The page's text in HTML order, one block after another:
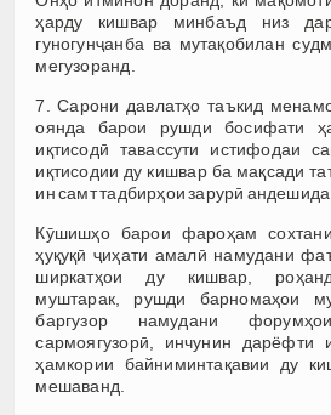
ҳарду кишвар минбаъд низ
гуногунҷанба ва мутақобилан
мегузоранд.
7. Сарони давлатҳо таъкид
оянда барои рушди босифати
иқтисодӣ тавассути истифодаи
иқтисодии ду кишвар ба мақсади
ин самт тадбирҳои зарурӣ
Кӯшишҳо барои фароҳам
ҳуқуқӣ ҷиҳати амалӣ намудани
ширкатҳои ду кишвар,
муштарак, рушди барномаҳои
баргузор намудани
сармоягузорӣ, инчунин дарёфти
ҳамкории байниминтақавии ду
мешаванд.